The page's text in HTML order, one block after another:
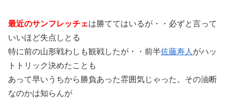
最近のサンフレッチェは勝ててはいるが・・必ずと言って
いいほど失点しとる
特に前の山形戦わしも観戦したが・・前半佐藤寿人 がハッ
トトリック決めたことも
あって早いうちから勝負あった雰囲気じゃった。その油断
なのかは知らんが